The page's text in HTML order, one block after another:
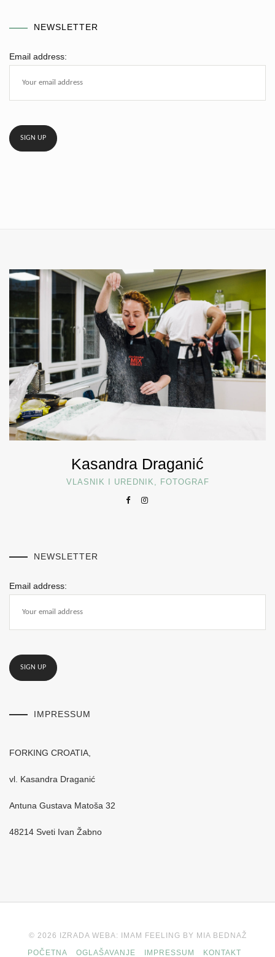
NEWSLETTER
Email address:
Kasandra Draganić
VLASNIK I UREDNIK, FOTOGRAF
NEWSLETTER
Email address:
IMPRESSUM
FORKING CROATIA,
vl. Kasandra Draganić
Antuna Gustava Matoša 32
48214 Sveti Ivan Žabno
© 2026 IZRADA WEBA: IMAM FEELING BY MIA BEDNAŽ
POČETNA
OGLAŠAVANJE IMPRESSUM KONTAKT